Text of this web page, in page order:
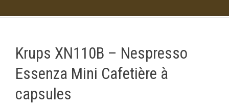
Krups XN110B – Nespresso
Essenza Mini Cafetière à
capsules